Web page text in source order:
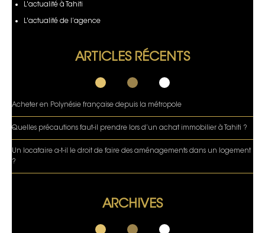
L'actualité à Tahiti
L'actualité de l’agence
ARTICLES RÉCENTS
Acheter en Polynésie française depuis la métropole
Quelles précautions faut-il prendre lors d’un achat immobilier à Tahiti ?
Un locataire a-t-il le droit de faire des aménagements dans un logement
?
ARCHIVES